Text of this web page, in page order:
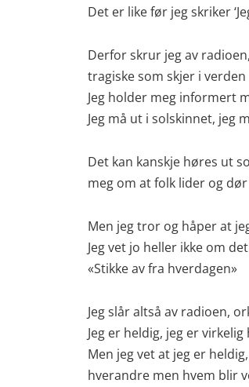
Det er like før jeg skriker
Derfor skrur jeg av
tragiske som skjer i
Jeg holder meg informert
Jeg må ut i solskinnet, jeg
Det kan kanskje høres ut
meg om at folk lider og
Men jeg tror og håper at
Jeg vet jo heller ikke om
«Stikke av fra hverdagen»
Jeg slår altså av radioen,
Jeg er heldig, jeg er
Men jeg vet at jeg er
hverandre men hvem blir